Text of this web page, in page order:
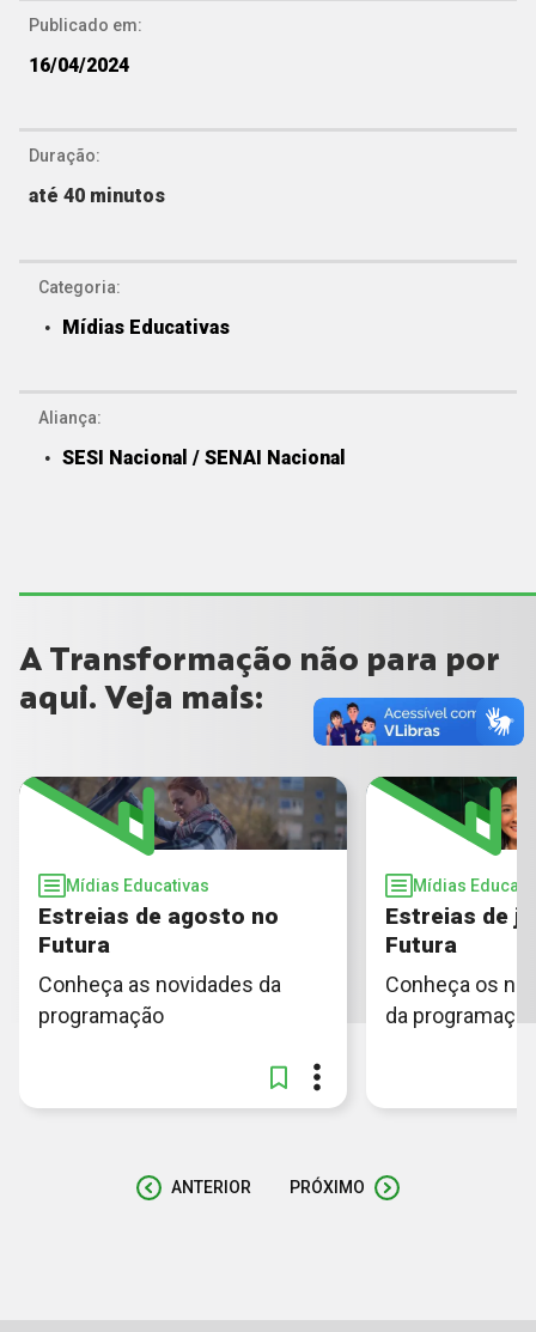
Publicado em:
16/04/2024
Duração:
até 40 minutos
Categoria:
Mídias Educativas
Aliança:
SESI Nacional / SENAI Nacional
A Transformação não para por
aqui. Veja mais:
Mídias Educativas
Estreias de agosto no
Futura
Conheça as novidades da
programação
Mídias
Estreias de
Futura
Conheça os
da
ANTERIOR PRÓXIMO